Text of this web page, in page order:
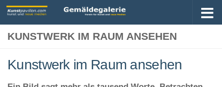
KUNSTWERK IM RAUM ANSEHEN
Kunstwerk im Raum ansehen